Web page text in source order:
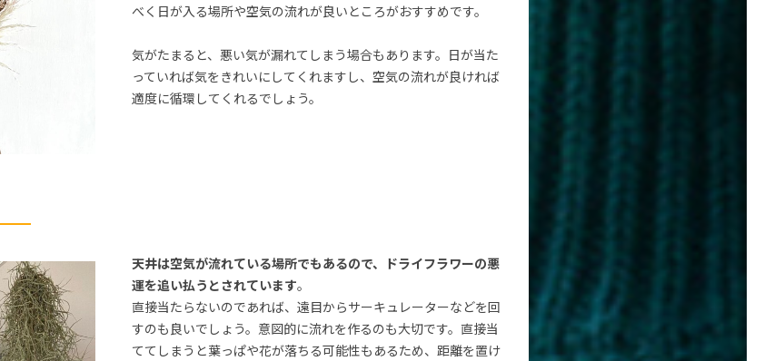
べく日が入る場所や空気の流れが良いところがおすすめです。
気がたまると、悪い気が漏れてしまう場合もあります。日が当た
っていれば気をきれいにしてくれますし、空気の流れが良ければ
適度に循環してくれるでしょう。
天井は空気が流れている場所でもあるので、ドライフラワーの悪
運を追い払うとされています。
直接当たらないのであれば、遠目からサーキュレーターなどを回
すのも良いでしょう。意図的に流れを作るのも大切です。直接当
ててしまうと葉っぱや花が落ちる可能性もあるため、距離を置け